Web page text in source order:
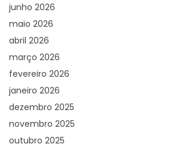
junho 2026
maio 2026
abril 2026
março 2026
fevereiro 2026
janeiro 2026
dezembro 2025
novembro 2025
outubro 2025